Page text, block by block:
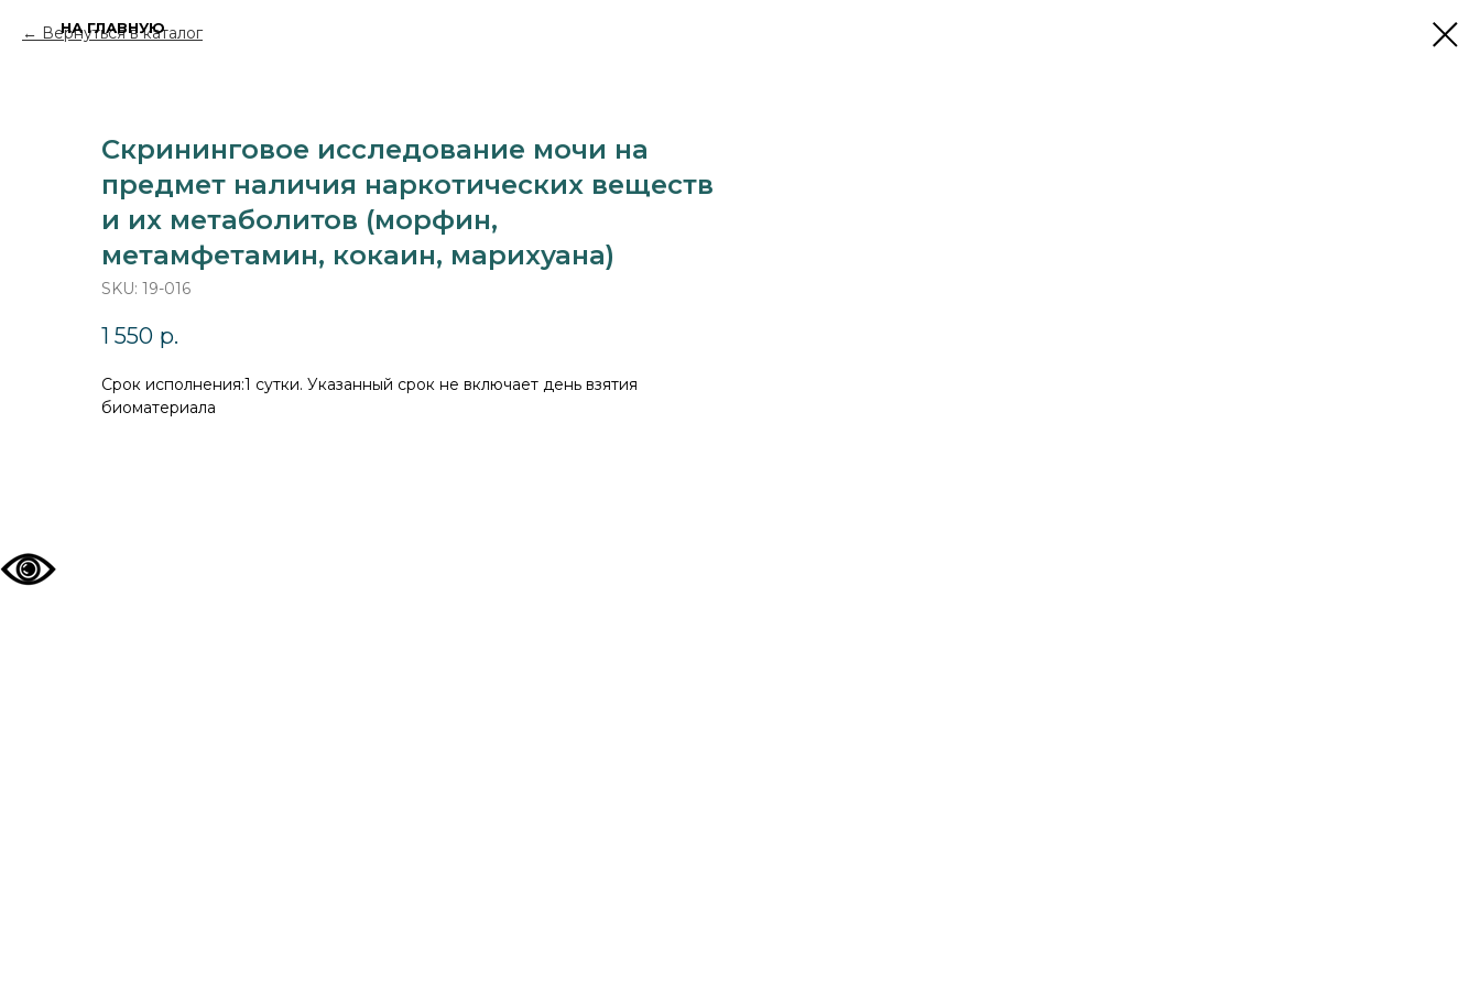
Вернуться в каталог
Скрининговое исследование мочи на
предмет наличия наркотических веществ
и их метаболитов (морфин,
метамфетамин, кокаин, марихуана)
SKU: 19-016
1 550 р.
Cрок исполнения:1 сутки. Указанный срок не включает день взятия
биоматериала
НА ГЛАВНУЮ